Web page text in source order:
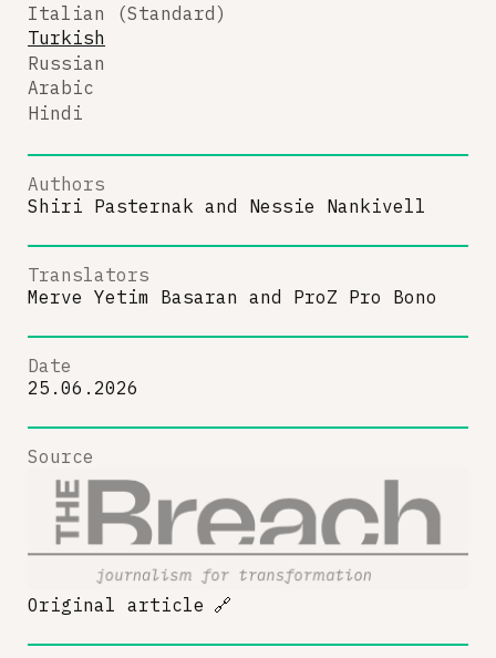
Italian (Standard)
Turkish
Russian
Arabic
Hindi
Authors
Shiri Pasternak and Nessie Nankivell
Translators
Merve Yetim Basaran and ProZ Pro Bono
Date
25.06.2026
Source
Original article 🔗